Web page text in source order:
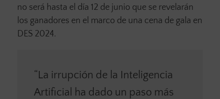
no será hasta el día 12 de junio que se revelarán
los ganadores en el marco de una cena de gala en
DES 2024.
“La irrupción de la Inteligencia
Artificial ha dado un paso más